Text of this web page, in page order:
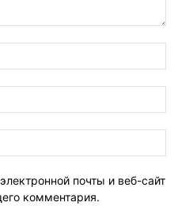
почты и веб-сайт
комментария.